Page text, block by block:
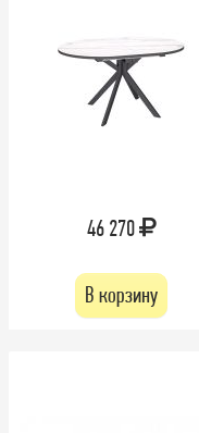
46 270
В корзину